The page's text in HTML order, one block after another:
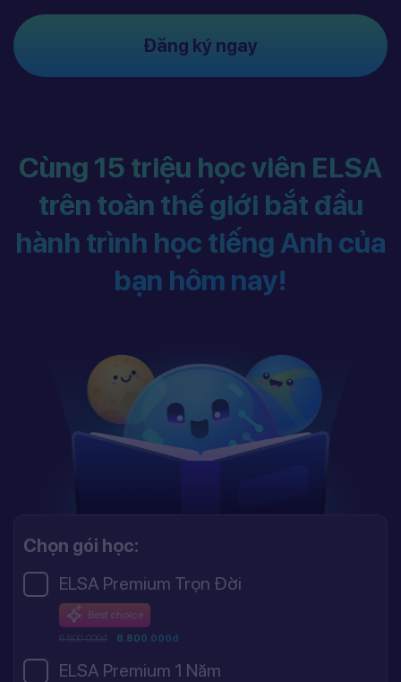
Đăng ký ngay
Cùng 15 triệu học viên ELSA
trên toàn thế giới bắt đầu
hành trình học tiếng Anh của
bạn hôm nay!
Chọn gói học:
ELSA Premium Trọn Đời
Best choice
8.800.000đ 8.800.000đ
ELSA Premium 1 Năm